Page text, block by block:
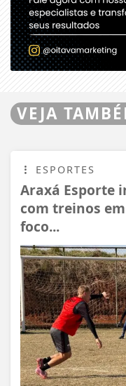
VEJA
ESPORTES
Araxá Esporte
com treinos
foco...